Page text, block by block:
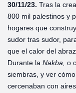
30/11/23. Tras la
800 mil palestinos y
hogares que
sudor tras sudor,
que el calor del
Durante la Nakba, o
siembras, y ver
cercenaban con